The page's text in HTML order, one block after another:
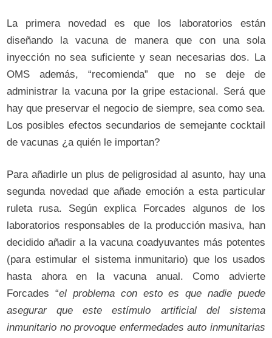
La primera novedad es que los laboratorios están
diseñando la vacuna de manera que con una sola
inyección no sea suficiente y sean necesarias dos. La
OMS además, “recomienda” que no se deje de
administrar la vacuna por la gripe estacional. Será que
hay que preservar el negocio de siempre, sea como sea.
Los posibles efectos secundarios de semejante cocktail
de vacunas ¿a quién le importan?
Para añadirle un plus de peligrosidad al asunto, hay una
segunda novedad que añade emoción a esta particular
ruleta rusa. Según explica Forcades algunos de los
laboratorios responsables de la producción masiva, han
decidido añadir a la vacuna coadyuvantes más potentes
(para estimular el sistema inmunitario) que los usados
hasta ahora en la vacuna anual. Como advierte
Forcades “el problema con esto es que nadie puede
asegurar que este estímulo artificial del sistema
inmunitario no provoque enfermedades auto inmunitarias